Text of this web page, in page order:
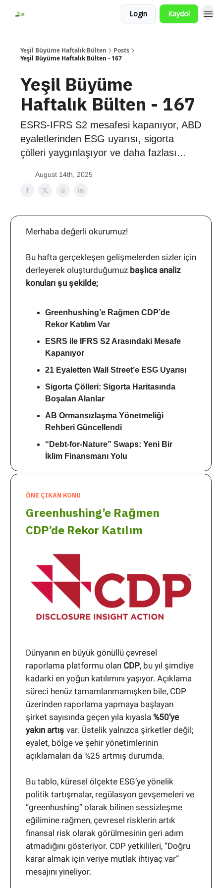
Login Kaydol
Yeşil Büyüme Haftalık Bülten
Posts
Yeşil Büyüme Haftalık Bülten - 167
Yeşil Büyüme
Haftalık Bülten - 167
ESRS-IFRS S2 mesafesi kapanıyor, ABD
eyaletlerinden ESG uyarısı, sigorta
çölleri yaygınlaşıyor ve daha fazlası...
August 14th, 2025
Merhaba değerli okurumuz!
Bu hafta gerçekleşen gelişmelerden sizler için
derleyerek oluşturduğumuz başlıca analiz
konuları şu şekilde;
Greenhushing’e Rağmen CDP’de
Rekor Katılım Var
ESRS ile IFRS S2 Arasındaki Mesafe
Kapanıyor
21 Eyaletten Wall Street’e ESG Uyarısı
Sigorta Çölleri: Sigorta Haritasında
Boşalan Alanlar
AB Ormansızlaşma Yönetmeliği
Rehberi Güncellendi
“Debt-for-Nature” Swaps: Yeni Bir
İklim Finansmanı Yolu
ÖNE ÇIKAN KONU
Greenhushing’e Rağmen
CDP’de Rekor Katılım
Dünyanın en büyük gönüllü çevresel
raporlama platformu olan CDP, bu yıl şimdiye
kadarki en yoğun katılımını yaşıyor. Açıklama
süreci henüz tamamlanmamışken bile, CDP
üzerinden raporlama yapmaya başlayan
şirket sayısında geçen yıla kıyasla %50’ye
yakın artış var. Üstelik yalnızca şirketler değil;
eyalet, bölge ve şehir yönetimlerinin
açıklamaları da %25 artmış durumda.
Bu tablo, küresel ölçekte ESG’ye yönelik
politik tartışmalar, regülasyon gevşemeleri ve
“greenhushing” olarak bilinen sessizleşme
eğilimine rağmen, çevresel risklerin artık
finansal risk olarak görülmesinin geri adım
atmadığını gösteriyor. CDP yetkilileri, “Doğru
karar almak için veriye mutlak ihtiyaç var”
mesajını yineliyor.